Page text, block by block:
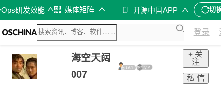
研发效能 媒体矩阵 开源中国APP 切
登录
海空天阔
007
+ 关
注
私 信